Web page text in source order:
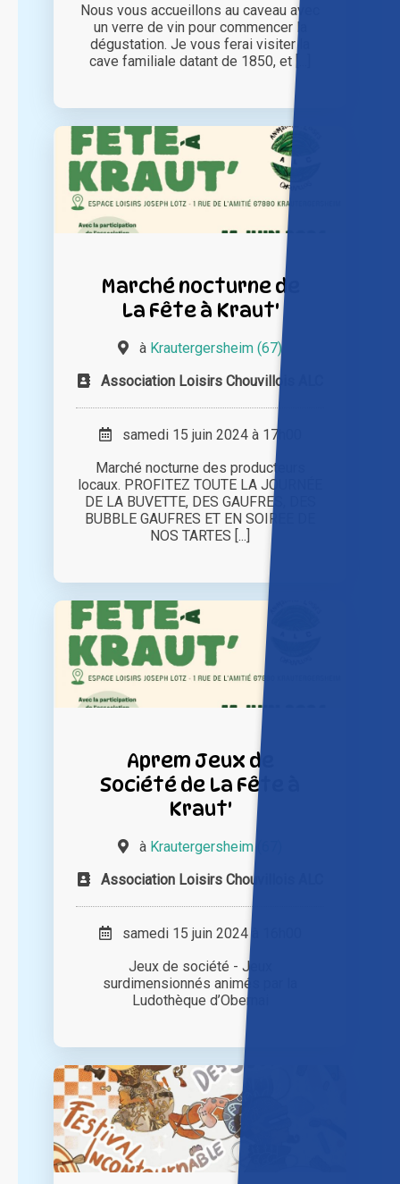
Nous vous accueillons au caveau avec
un verre de vin pour commencer la
dégustation. Je vous ferai visiter la
cave familiale datant de 1850, et [...]
Marché nocturne de
La Fête à Kraut'
à Krautergersheim (67)
Association Loisirs Chouvillois ALC
samedi 15 juin 2024 à 17h00
Marché nocturne des producteurs
locaux. PROFITEZ TOUTE LA JOURNÉE
DE LA BUVETTE, DES GAUFRES, DES
BUBBLE GAUFRES ET EN SOIREE DE
NOS TARTES [...]
Aprem Jeux de
Société de La Fête à
Kraut'
à Krautergersheim (67)
Association Loisirs Chouvillois ALC
samedi 15 juin 2024 à 16h00
Jeux de société - Jeux
surdimensionnés animés par la
Ludothèque d’Obernai